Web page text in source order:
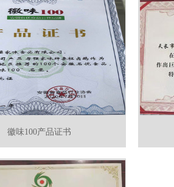
徽味100产品证书